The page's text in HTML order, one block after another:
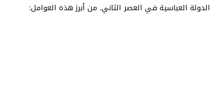
الدولة العباسية في العصر الثاني. من أبرز هذه العوامل: